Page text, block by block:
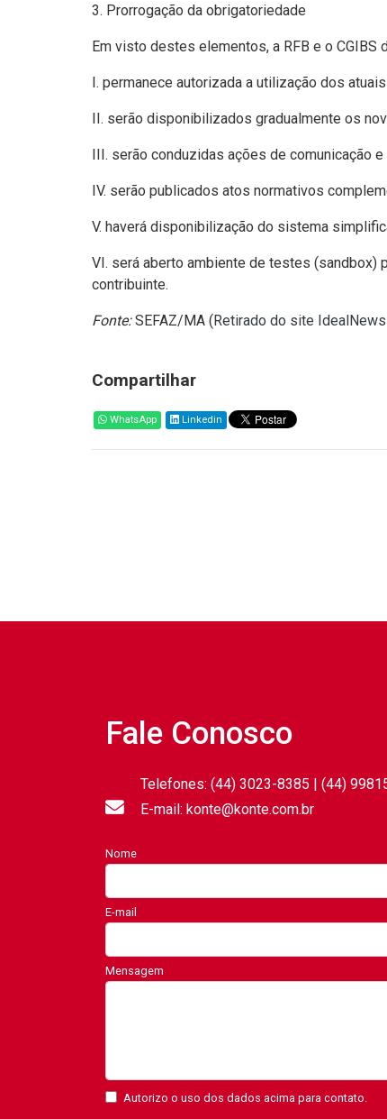
3. Prorrogação da obrigatoriedade
Em visto destes elementos, a RFB e o CGIBS
I. permanece autorizada a utilização dos
II. serão disponibilizados gradualmente os
III. serão conduzidas ações de comunicação
IV. serão publicados atos normativos
V. haverá disponibilização do sistema
VI. será aberto ambiente de testes (sandbox)
contribuinte.
Fonte:SEFAZ/MA (Retirado do site
Compartilhar
WhatsApp Linkedin
Fale Conosco
Telefones: (44) 3023-8385 | (44)
E-mail: konte@konte.com.br
Nome
E-mail
Mensagem
Autorizo o uso dos dados acima para contato.